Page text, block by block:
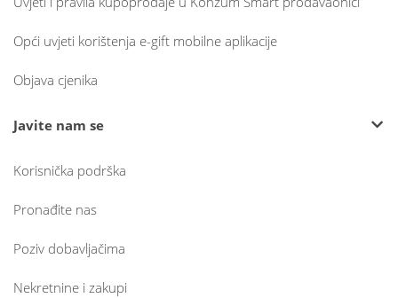
Opći uvjeti korištenja e-gift mobilne aplikacije
Objava cjenika
Javite nam se
Korisnička podrška
Pronađite nas
Poziv dobavljačima
Nekretnine i zakupi